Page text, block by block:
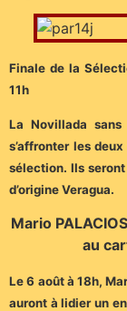
Finale de la
11h
La Novillada
s’affronter les
sélection. Ils
d’origine Veragua.
Mario
au
Le 6 août à 18h,
auront à lidier un